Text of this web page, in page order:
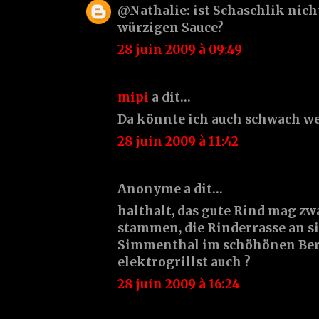
@Nathalie: ist Schaschlik
würzigen Sauce?
28 juin 2009 à 09:49
mipi a dit…
Da könnte ich auch schwach
28 juin 2009 à 11:42
Anonyme a dit…
halthalt, das gute Rind mag
stammen, die Rinderrasse an
Simmenthal im schöhönen
elektrogrillst auch ?
28 juin 2009 à 16:24